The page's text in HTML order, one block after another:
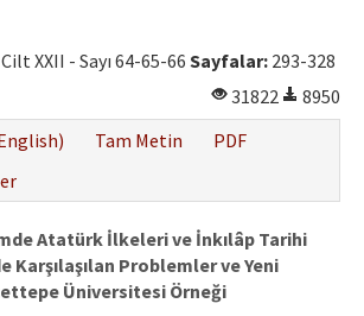
XXII - Sayı 64-65-66 Sayfalar: 293-328
31822
8950
Tam Metin
PDF
Atatürk İlkeleri ve İnkılâp Tarihi
Karşılaşılan Problemler ve Yeni
Üniversitesi Örneği